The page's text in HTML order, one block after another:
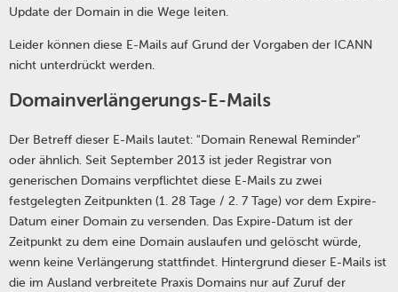
Update der Domain in die Wege leiten.
Leider können diese E-Mails auf Grund der Vorgaben der ICANN
nicht unterdrückt werden.
Domainverlängerungs-E-Mails
Der Betreff dieser E-Mails lautet: "Domain Renewal Reminder"
oder ähnlich. Seit September 2013 ist jeder Registrar von
generischen Domains verpflichtet diese E-Mails zu zwei
festgelegten Zeitpunkten (1. 28 Tage / 2. 7 Tage) vor dem Expire-
Datum einer Domain zu versenden. Das Expire-Datum ist der
Zeitpunkt zu dem eine Domain auslaufen und gelöscht würde,
wenn keine Verlängerung stattfindet. Hintergrund dieser E-Mails ist
die im Ausland verbreitete Praxis Domains nur auf Zuruf der